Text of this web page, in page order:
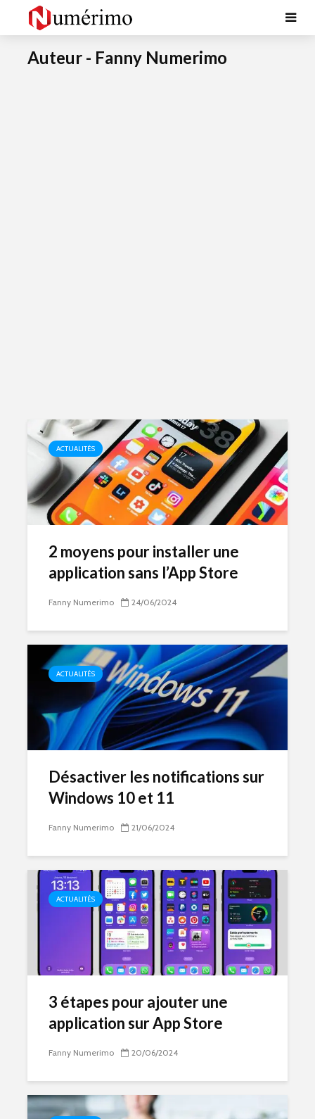
Auteur - Fanny Numerimo
ACTUALITÉS
2 moyens pour installer une
application sans l’App Store
Fanny Numerimo 24/06/2024
ACTUALITÉS
Désactiver les notifications sur
Windows 10 et 11
Fanny Numerimo 21/06/2024
ACTUALITÉS
3 étapes pour ajouter une
application sur App Store
Fanny Numerimo 20/06/2024